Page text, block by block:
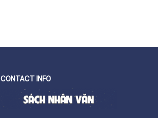
CONTACT INFO